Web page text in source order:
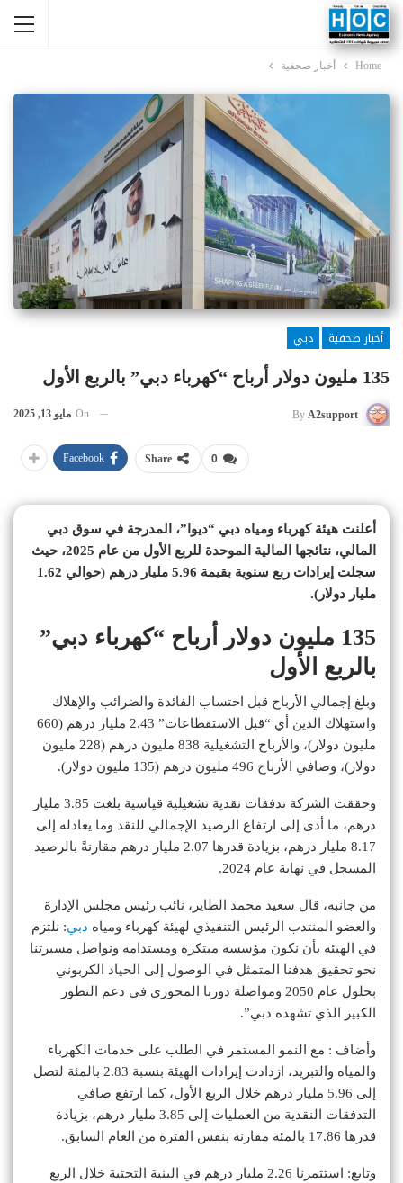
Home أخبار صحفية
أخبار صحفية
دبي
135 مليون دولار أرباح “كهرباء دبي” بالربع الأول
By A2support
On مايو 13, 2025
0
Share
Facebook
أعلنت هيئة كهرباء ومياه دبي “ديوا”، المدرجة في سوق دبي
المالي، نتائجها المالية الموحدة للربع الأول من عام 2025، حيث
سجلت إيرادات ربع سنوية بقيمة 5.96 مليار درهم (حوالي 1.62
مليار دولار).
135 مليون دولار أرباح “كهرباء دبي”
بالربع الأول
وبلغ إجمالي الأرباح قبل احتساب الفائدة والضرائب والإهلاك
واستهلاك الدين أي “قبل الاستقطاعات” 2.43 مليار درهم (660
مليون دولار)، والأرباح التشغيلية 838 مليون درهم (228 مليون
دولار)، وصافي الأرباح 496 مليون درهم (135 مليون دولار).
وحققت الشركة تدفقات نقدية تشغيلية قياسية بلغت 3.85 مليار
درهم، ما أدى إلى ارتفاع الرصيد الإجمالي للنقد وما يعادله إلى
8.17 مليار درهم، بزيادة قدرها 2.07 مليار درهم مقارنةً بالرصيد
المسجل في نهاية عام 2024.
من جانبه، قال سعيد محمد الطاير، نائب رئيس مجلس الإدارة
والعضو المنتدب الرئيس التنفيذي لهيئة كهرباء ومياه دبي: نلتزم
في الهيئة بأن نكون مؤسسة مبتكرة ومستدامة ونواصل مسيرتنا
نحو تحقيق هدفنا المتمثل في الوصول إلى الحياد الكربوني
بحلول عام 2050 ومواصلة دورنا المحوري في دعم التطور
الكبير الذي تشهده دبي”.
وأضاف : مع النمو المستمر في الطلب على خدمات الكهرباء
والمياه والتبريد، ازدادت إيرادات الهيئة بنسبة 2.83 بالمئة لتصل
إلى 5.96 مليار درهم خلال الربع الأول، كما ارتفع صافي
التدفقات النقدية من العمليات إلى 3.85 مليار درهم، بزيادة
قدرها 17.86 بالمئة مقارنة بنفس الفترة من العام السابق.
وتابع: استثمرنا 2.26 مليار درهم في البنية التحتية خلال الربع